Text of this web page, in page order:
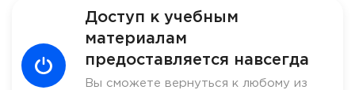
Доступ к учебным
материалам
предоставляется навсегда
Вы сможете вернуться к любому из